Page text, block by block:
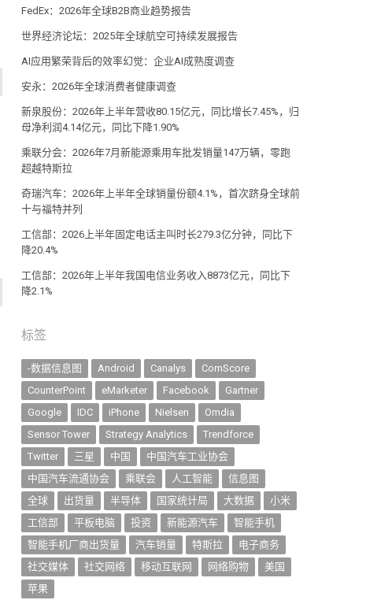
FedEx：2026年全球B2B商业趋势报告
世界经济论坛：2025年全球航空可持续发展报告
AI应用繁荣背后的效率幻觉：企业AI成熟度调查
安永：2026年全球消费者健康调查
新泉股份：2026年上半年营收80.15亿元，同比增长7.45%，归
母净利润4.14亿元，同比下降1.90%
乘联分会：2026年7月新能源乘用车批发销量147万辆，零跑
超越特斯拉
奇瑞汽车：2026年上半年全球销量份额4.1%，首次跻身全球前
十与福特并列
工信部：2026上半年固定电话主叫时长279.3亿分钟，同比下
降20.4%
工信部：2026年上半年我国电信业务收入8873亿元，同比下
降2.1%
标签
-数据信息图 Android Canalys
ComScore
CounterPoint
eMarketer Facebook
Gartner
Google
IDC iPhone Nielsen
Omdia
Sensor Tower
Strategy Analytics
Trendforce
Twitter
三星 中国
中国汽车工业协会
中国汽车流通协会
乘联会 人工智能
信息图
全球
出货量 半导体 国家统计局 大数据
小米
工信部
平板电脑 投资 新能源汽车
智能手机
智能手机厂商出货量
汽车销量 特斯拉
电子商务
社交媒体
社交网络 移动互联网 网络购物
美国
苹果